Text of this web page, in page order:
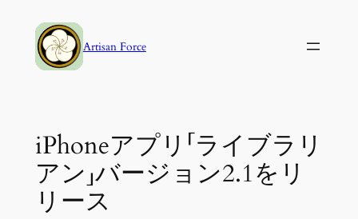
Artisan Force
iPhoneアプリ「ライブラリ
アン」バージョン2.1をリ
リース